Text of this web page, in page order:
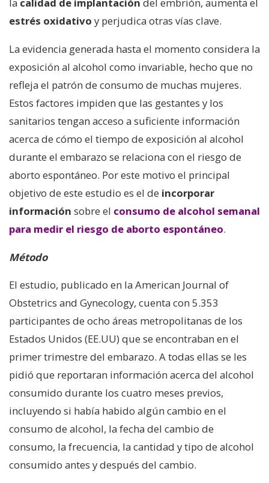
estrés oxidativo y perjudica otras vías clave.
La evidencia generada hasta el momento considera la
exposición al alcohol como invariable, hecho que no
refleja el patrón de consumo de muchas mujeres.
Estos factores impiden que las gestantes y los
sanitarios tengan acceso a suficiente información
acerca de cómo el tiempo de exposición al alcohol
durante el embarazo se relaciona con el riesgo de
aborto espontáneo. Por este motivo el principal
objetivo de este estudio es el de incorporar
información sobre el consumo de alcohol semanal
para medir el riesgo de aborto espontáneo.
Método
El estudio, publicado en la American Journal of
Obstetrics and Gynecology, cuenta con 5.353
participantes de ocho áreas metropolitanas de los
Estados Unidos (EE.UU) que se encontraban en el
primer trimestre del embarazo. A todas ellas se les
pidió que reportaran información acerca del alcohol
consumido durante los cuatro meses previos,
incluyendo si había habido algún cambio en el
consumo de alcohol, la fecha del cambio de
consumo, la frecuencia, la cantidad y tipo de alcohol
consumido antes y después del cambio.